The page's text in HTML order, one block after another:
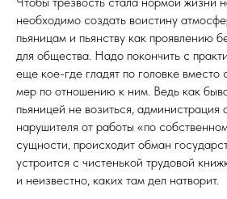
необходимо создать воистину
пьяницам и пьянству как проявлению
для общества. Надо покончить с
еще кое-где гладят по головке
мер по отношению к ним. Ведь как
пьяницей не возиться, администрация
нарушителя от работы «по
сущности, происходит обман
устроится с чистенькой трудовой
и неизвестно, каких там дел натворит.